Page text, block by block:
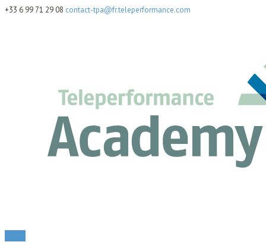
+33 6 99 71 29 08 contact-tpa@fr.teleperformance.com